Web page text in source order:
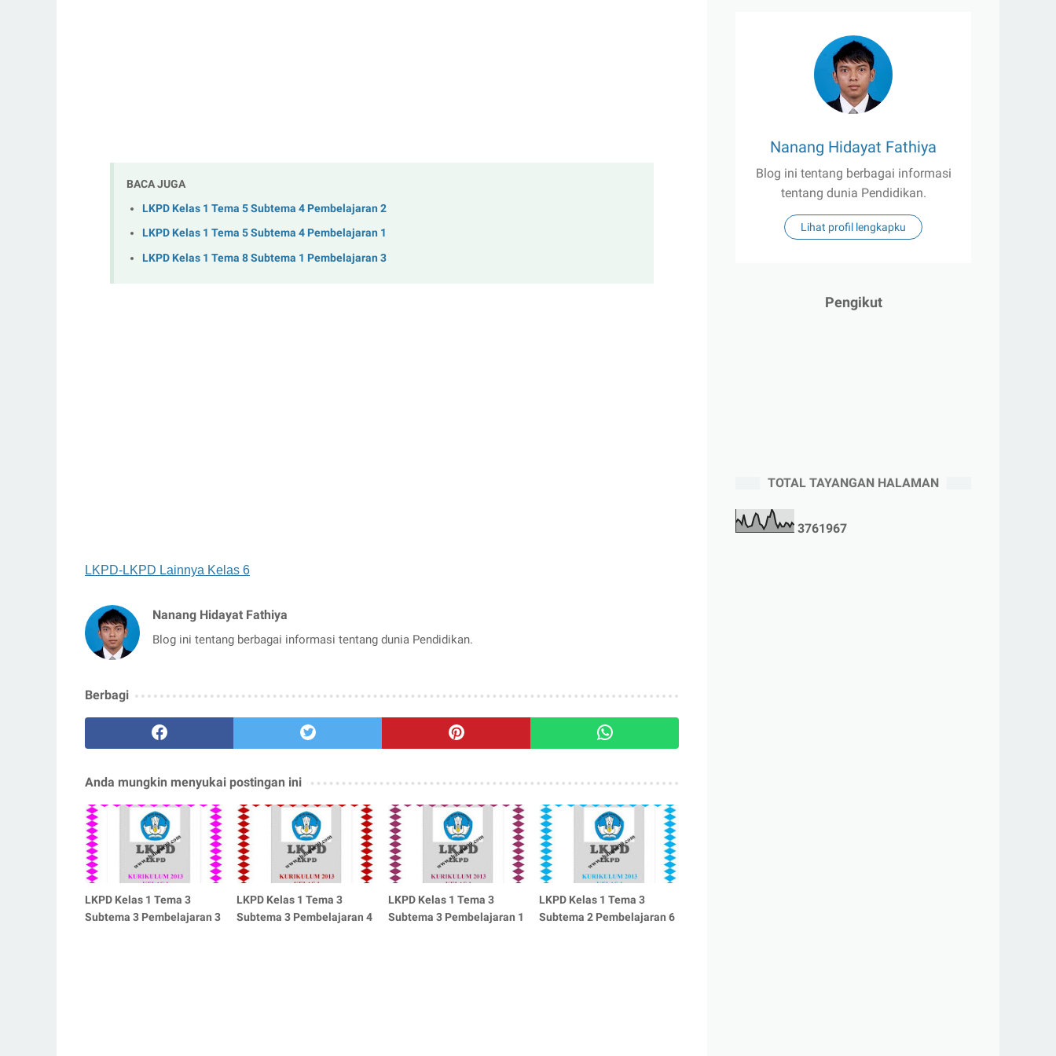
BACA JUGA
LKPD Kelas 1 Tema 5 Subtema 4 Pembelajaran 2
LKPD Kelas 1 Tema 5 Subtema 4 Pembelajaran 1
LKPD Kelas 1 Tema 8 Subtema 1 Pembelajaran 3
LKPD-LKPD Lainnya Kelas 6
Nanang Hidayat Fathiya
Blog ini tentang berbagai informasi tentang dunia Pendidikan.
Berbagi
Anda mungkin menyukai postingan ini
LKPD Kelas 1 Tema 3
Subtema 3 Pembelajaran 3
LKPD Kelas 1 Tema 3
Subtema 3 Pembelajaran 4
LKPD Kelas 1 Tema 3
Subtema 3 Pembelajaran 1
LKPD Kelas 1 Tema 3
Subtema 2 Pembelajaran 6
Nanang Hidayat Fathiya
Blog ini tentang berbagai informasi
tentang dunia Pendidikan.
Lihat profil lengkapku
Pengikut
TOTAL TAYANGAN HALAMAN
3761967